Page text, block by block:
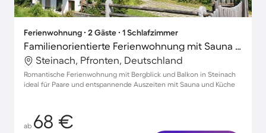
Ferienwohnung ∙ 2 Gäste ∙ 1 Schlafzimmer
Familienorientierte Ferienwohnung mit Sauna und Terrasse | Bergblick | Skifahren in der Nähe
Steinach, Pfronten, Deutschland
Romantische Ferienwohnung mit Bergblick und Balkon in Steinach
ideal für Paare und entspannende Auszeiten mit Sauna und Küche
ab 68 €